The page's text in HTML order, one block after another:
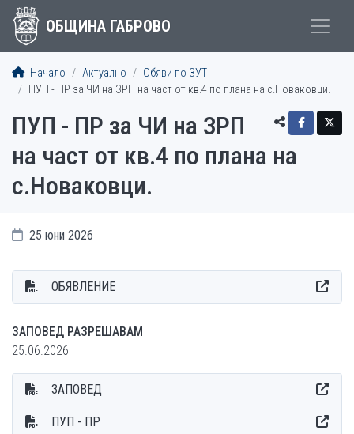
ОБЩИНА ГАБРОВО
Начало Актуално
Обяви по ЗУТ
ПУП - ПР за ЧИ на ЗРП на част от кв.4 по плана на с.Новаковци.
ПУП - ПР за ЧИ на ЗРП
на част от кв.4 по плана на
с.Новаковци.
25 юни 2026
ОБЯВЛЕНИЕ
ЗАПОВЕД РАЗРЕШАВАМ
25.06.2026
ЗАПОВЕД
ПУП - ПР